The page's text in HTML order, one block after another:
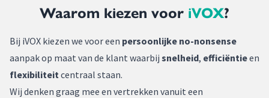
Waarom kiezen voor iVOX?
Bij iVOX kiezen we voor een persoonlijke no-nonsense
aanpak op maat van de klant waarbij snelheid, efficiëntieen
flexibiliteitcentraal staan.
Wij denken graag mee en vertrekken vanuit een